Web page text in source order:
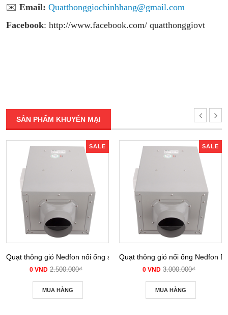
✉️ Email: Quatthonggiochinhhang@gmail.com
Facebook: http://www.facebook.com/ quatthonggiovt
SẢN PHẨM KHUYẾN MẠI
SALE
Quạt thông gió Nedfon nối ống siêu âm DPT 10-12B
0 VND 2.500.000₫
MUA HÀNG
SALE
Quạt thông gió nối ống Nedfon
0 VND 3.000.000₫
MUA HÀNG